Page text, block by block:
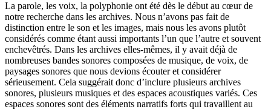
La parole, les voix, la polyphonie ont été dès le début au cœur de
notre recherche dans les archives. Nous n’avons pas fait de
distinction entre le son et les images, mais nous les avons plutôt
considérés comme étant aussi importants l’un que l’autre et souvent
enchevêtrés. Dans les archives elles-mêmes, il y avait déjà de
nombreuses bandes sonores composées de musique, de voix, de
paysages sonores que nous devions écouter et considérer
sérieusement. Cela suggérait donc d’inclure plusieurs archives
sonores, plusieurs musiques et des espaces acoustiques variés. Ces
espaces sonores sont des éléments narratifs forts qui travaillent au